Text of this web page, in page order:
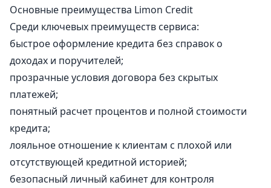
Основные преимущества Limon Credit
Среди ключевых преимуществ сервиса:
быстрое оформление кредита без справок о
доходах и поручителей;
прозрачные условия договора без скрытых
платежей;
понятный расчет процентов и полной стоимости
кредита;
лояльное отношение к клиентам с плохой или
отсутствующей кредитной историей;
безопасный личный кабинет для контроля